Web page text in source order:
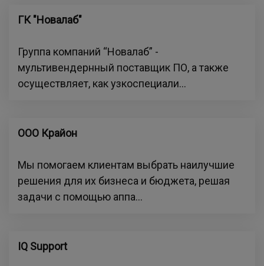
ГК "Новалаб"
Группа компаний “Новалаб” -
мультивендернный поставщик ПО, а также
осуществляет, как узкоспециали...
ООО Крайон
Мы помогаем клиентам выбрать наилучшие
решения для их бизнеса и бюджета, решая
задачи с помощью аппа...
IQ Support